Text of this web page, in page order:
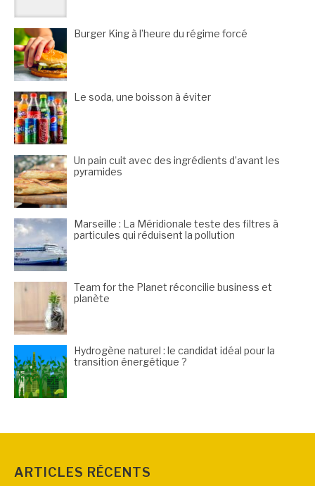
Burger King à l’heure du régime forcé
Le soda, une boisson à éviter
Un pain cuit avec des ingrédients d’avant les
pyramides
Marseille : La Méridionale teste des filtres à
particules qui réduisent la pollution
Team for the Planet réconcilie business et
planète
Hydrogène naturel : le candidat idéal pour la
transition énergétique ?
ARTICLES RÉCENTS